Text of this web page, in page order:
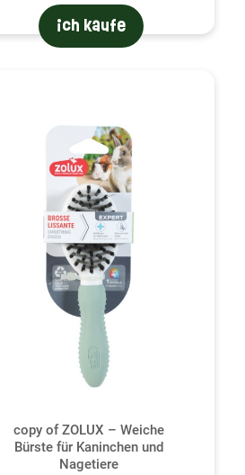
ich kaufe
copy of ZOLUX – Weiche
Bürste für Kaninchen und
Nagetiere